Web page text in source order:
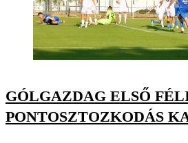
GÓLGAZDAG ELSŐ
PONTOSZTOZKODÁS